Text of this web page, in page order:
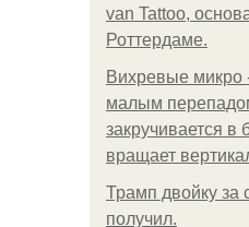
van Tattoo,
Роттердаме.
Вихревые микро
малым
закручивается в
вращает
Трамп двойку за
получил.